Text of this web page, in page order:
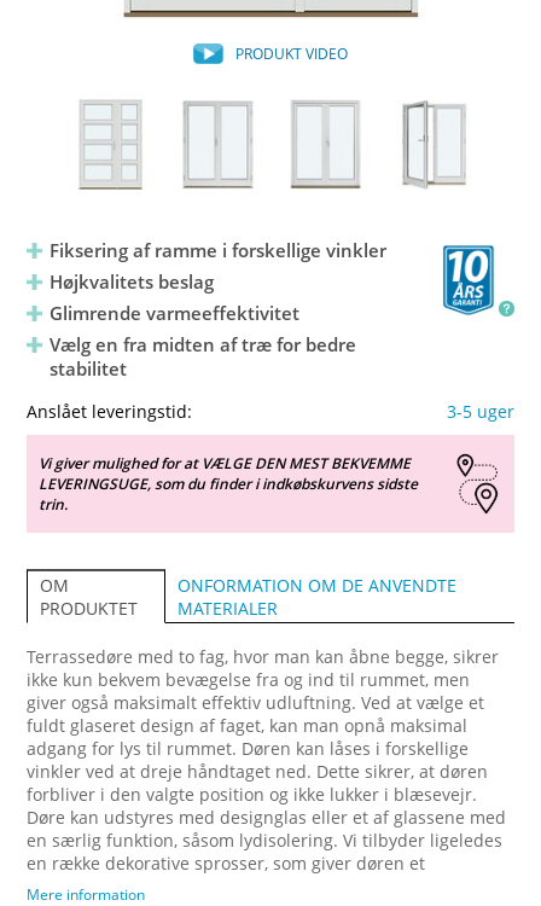
PRODUKT VIDEO
Fiksering af ramme i forskellige vinkler
Højkvalitets beslag
Glimrende varmeeffektivitet
Vælg en fra midten af træ for bedre
stabilitet
Anslået leveringstid: 3-5 uger
Vi giver mulighed for at VÆLGE DEN MEST BEKVEMME
LEVERINGSUGE, som du finder i indkøbskurvens sidste
trin.
OM
PRODUKTET
ONFORMATION OM DE ANVENDTE
MATERIALER
Terrassedøre med to fag, hvor man kan åbne begge, sikrer
ikke kun bekvem bevægelse fra og ind til rummet, men
giver også maksimalt effektiv udluftning. Ved at vælge et
fuldt glaseret design af faget, kan man opnå maksimal
adgang for lys til rummet. Døren kan låses i forskellige
vinkler ved at dreje håndtaget ned. Dette sikrer, at døren
forbliver i den valgte position og ikke lukker i blæsevejr.
Døre kan udstyres med designglas eller et af glassene med
en særlig funktion, såsom lydisolering. Vi tilbyder ligeledes
en række dekorative sprosser, som giver døren et
sofistikeret udseende og gør det muligt at tilpasse den til
Mere information